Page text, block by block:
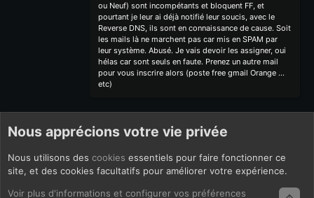
ou Neuf) sont incompétants et bloquent FF, et
pourtant je leur ai déjà notifié leur soucis, avec le
Reverse DNS, ils sont en connaissance de cause. Soit
les mails là ne marchent pas car mis en SPAM par
leur système. Abusé. Je vais devoir les assigner, oui
hélas car sont seuls en faute. Prenez un autre mail
pour vous inscrire alors (poste free gmail Orange ...
etc)
Nous apprécions votre vie privée
Nous utilisons des cookies essentiels pour faire fonctionner ce
site, et des cookies facultatifs pour améliorer votre expérience.
Voir plus d'informations et configurer vos préférences